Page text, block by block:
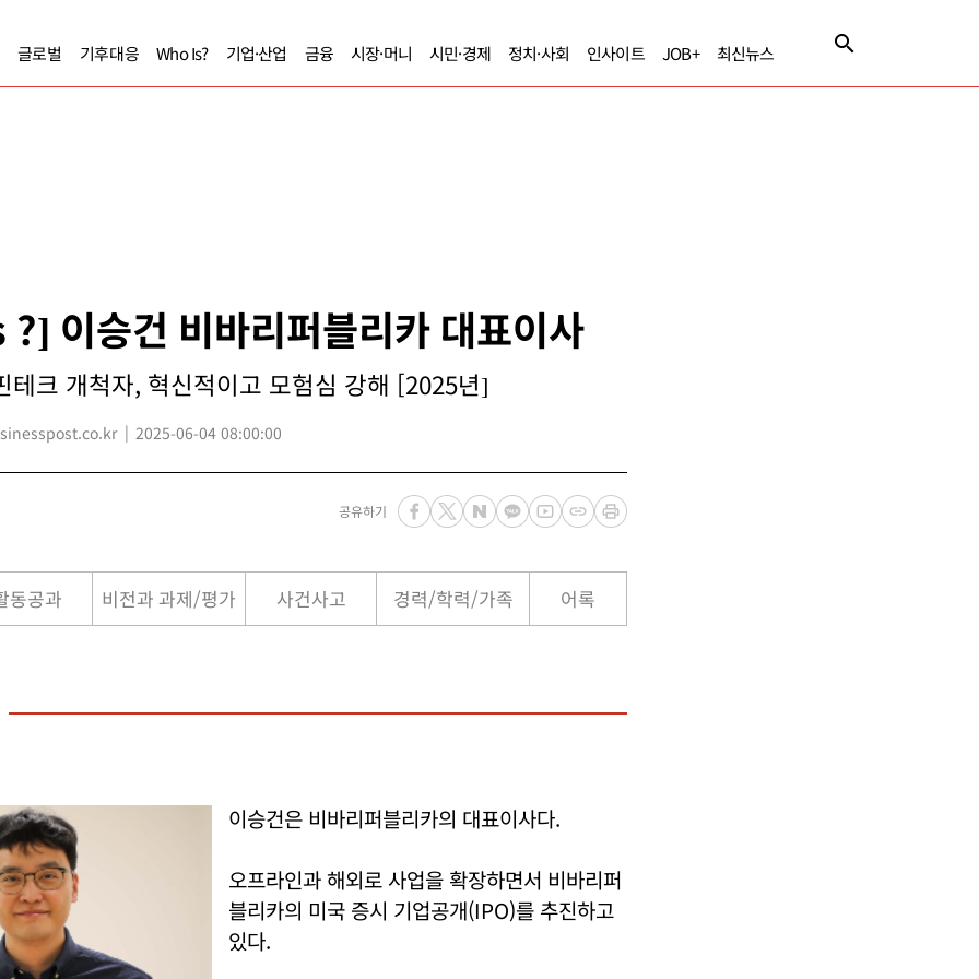
글로벌 기후대응 Who Is? 기업·산업 금융 시장·머니 시민·경제 정치·사회 인사이트 JOB+ 최신뉴스
이승건 비바리퍼블리카 대표이사
테크 개척자, 혁신적이고 모험심 강해 [2025년]
2025-06-04 08:00:00
공유하기
동공과 비전과 과제/평가 사건사고 경력/학력/가족 어록
이승건은 비바리퍼블리카의 대표이사다.
오프라인과 해외로 사업을 확장하면서 비바리퍼
블리카의 미국 증시 기업공개(IPO)를 추진하고
있다.